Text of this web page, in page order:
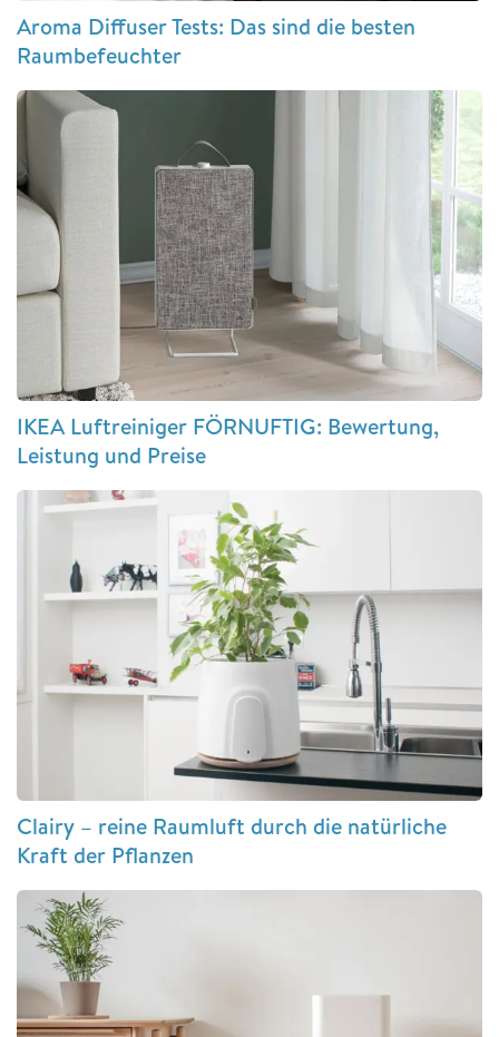
Aroma Diffuser Tests: Das sind die besten
Raumbefeuchter
IKEA Luftreiniger FÖRNUFTIG: Bewertung,
Leistung und Preise
Clairy – reine Raumluft durch die natürliche
Kraft der Pflanzen